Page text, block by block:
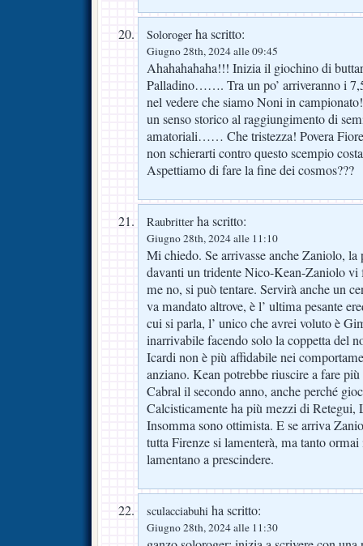
Soloroger ha scritto:
Giugno 28th, 2024 alle 09:45
Ahahahahaha!!! Inizia il giochino di
Palladino……. Tra un po’ arriveranno i
nel vedere che siamo Noni in
un senso storico al raggiungimento di
amatoriali…… Che tristezza! Povera
non schierarti contro questo scempio
Aspettiamo di fare la fine dei cosmos???
Raubritter ha scritto:
Giugno 28th, 2024 alle 11:10
Mi chiedo. Se arrivasse anche Zaniolo, la
davanti un tridente Nico-Kean-Zaniolo vi
me no, si può tentare. Servirà anche un
va mandato altrove, è l’ ultima pesante
cui si parla, l’ unico che avrei voluto è
inarrivabile facendo solo la coppetta del
Icardi non è più affidabile nei
anziano. Kean potrebbe riuscire a fare
Cabral il secondo anno, anche perché
Calcisticamente ha più mezzi di Retegui,
Insomma sono ottimista. E se arriva
tutta Firenze si lamenterà, ma tanto
lamentano a prescindere.
sculacciabuhi ha scritto:
Giugno 28th, 2024 alle 11:30